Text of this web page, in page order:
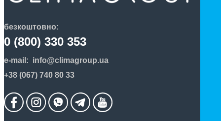
безкоштовно:
0 (800) 330 353
e-mail: info@climagroup.ua
+38 (067) 740 80 33